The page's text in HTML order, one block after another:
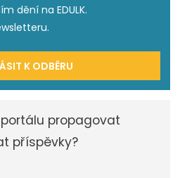
dění na EDULK.
K ODBĚRU
propagovat
příspěvky?